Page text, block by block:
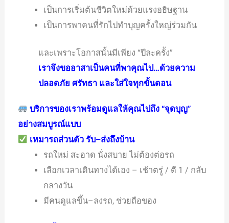
เป็นการเริ่มต้นชีวิตใหม่ด้วยแรงอธิษฐาน
เป็นการพาคนที่รักไปทำบุญครั้งใหญ่ร่วมกัน
และเพราะโอกาสนั้นมีเพียง “ปีละครั้ง”
เราจึงขออาสาเป็นคนที่พาคุณไป…ด้วยความ
ปลอดภัย ศรัทธา และใส่ใจทุกขั้นตอน
บริการของเราพร้อมดูแลให้คุณไปถึง “จุดบุญ”
อย่างสมบูรณ์แบบ
เหมารถส่วนตัว รับ–ส่งถึงบ้าน
รถใหม่ สะอาด นั่งสบาย ไม่ต้องต่อรถ
เลือกเวลาเดินทางได้เอง – เช้าตรู่ / ตี 1 / กลับ
กลางวัน
มีคนดูแลขึ้น–ลงรถ, ช่วยถือของ